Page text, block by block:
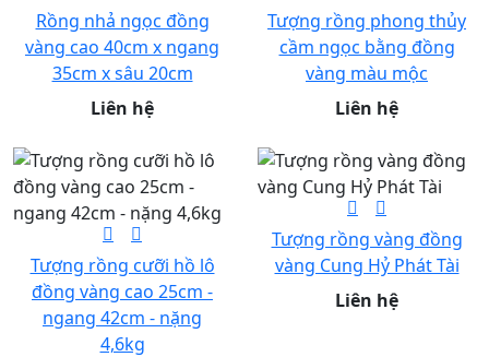
Rồng nhả ngọc đồng
vàng cao 40cm x ngang
35cm x sâu 20cm
Liên hệ
Tượng rồng phong thủy
cầm ngọc bằng đồng
vàng màu mộc
Liên hệ
Tượng rồng cưỡi hồ lô
đồng vàng cao 25cm -
ngang 42cm - nặng
4,6kg
Tượng rồng vàng đồng
vàng Cung Hỷ Phát Tài
Liên hệ